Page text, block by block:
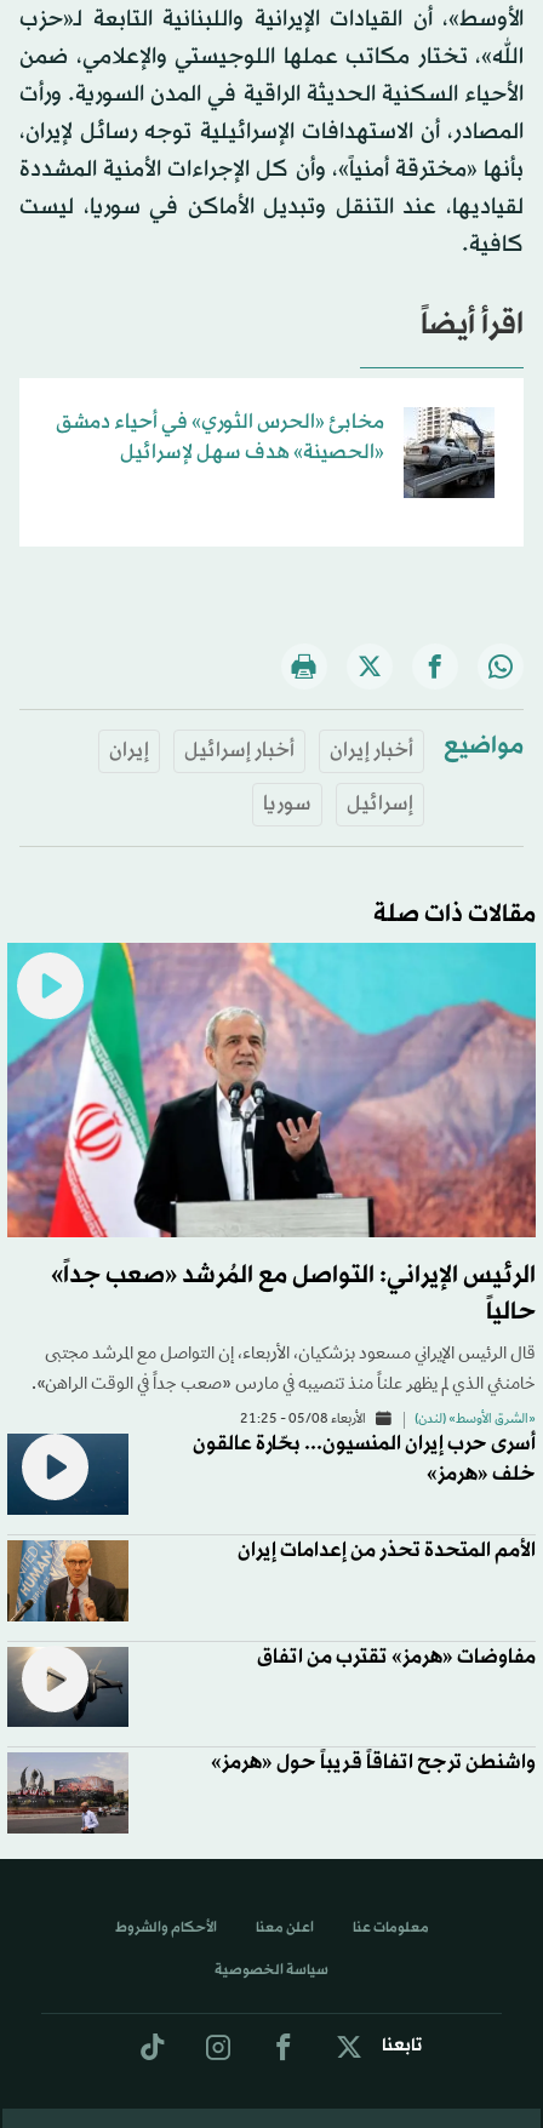
الأوسط»، أن القيادات الإيرانية واللبنانية التابعة لـ«حزب
الله»، تختار مكاتب عملها اللوجيستي والإعلامي، ضمن
الأحياء السكنية الحديثة الراقية في المدن السورية. ورأت
المصادر، أن الاستهدافات الإسرائيلية توجه رسائل لإيران،
بأنها «مخترقة أمنياً»، وأن كل الإجراءات الأمنية المشددة
لقياديها، عند التنقل وتبديل الأماكن في سوريا، ليست
كافية.
اقرأ أيضاً
مخابئ «الحرس الثوري» في أحياء دمشق
«الحصينة» هدف سهل لإسرائيل
مواضيع أخبار إيران أخبار إسرائيل
إيران
إسرائيل
سوريا
مقالات ذات صلة
الرئيس الإيراني: التواصل مع المُرشد «صعب جداً»
حالياً
قال الرئيس الإيراني مسعود بزشكيان، الأربعاء، إن التواصل مع المرشد مجتبى
خامنئي الذي لم يظهر علناً منذ تنصيبه في مارس «صعب جداً في الوقت الراهن».
«الشرق الأوسط» (لندن) الأربعاء 05/08 - 21:25
أسرى حرب إيران المنسيون... بحّارة عالقون
خلف «هرمز»
الأمم المتحدة تحذر من إعدامات إيران
مفاوضات «هرمز» تقترب من اتفاق
واشنطن ترجح اتفاقاً قريباً حول «هرمز»
تابعنا
معلومات عنا اعلن معنا الأحكام والشروط
سياسة الخصوصية